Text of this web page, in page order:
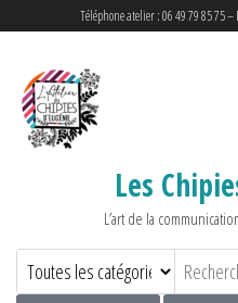
Téléphone atelier : 06 49 79 85 75
Les
L’art de la